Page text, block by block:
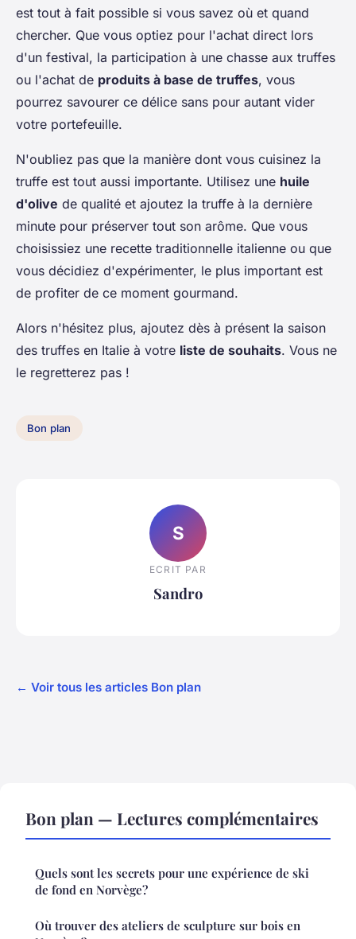
est tout à fait possible si vous savez où et quand
chercher. Que vous optiez pour l'achat direct lors
d'un festival, la participation à une chasse aux truffes
ou l'achat de produits à base de truffes, vous
pourrez savourer ce délice sans pour autant vider
votre portefeuille.
N'oubliez pas que la manière dont vous cuisinez la
truffe est tout aussi importante. Utilisez une huile
d'olive de qualité et ajoutez la truffe à la dernière
minute pour préserver tout son arôme. Que vous
choisissiez une recette traditionnelle italienne ou que
vous décidiez d'expérimenter, le plus important est
de profiter de ce moment gourmand.
Alors n'hésitez plus, ajoutez dès à présent la saison
des truffes en Italie à votre liste de souhaits. Vous ne
le regretterez pas !
Bon plan
S
ECRIT PAR
Sandro
← Voir tous les articles Bon plan
Bon plan — Lectures complémentaires
Quels sont les secrets pour une expérience de ski
de fond en Norvège?
Où trouver des ateliers de sculpture sur bois en